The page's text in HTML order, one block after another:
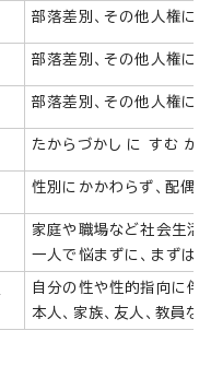
部落差別、その他人権に
部落差別、その他人権に
部落差別、その他人権に
たからづかし に すむ が
性別にかかわらず、配偶
家庭や職場など社会生活
一人で悩まずに、まずは
自分の性や性的指向に伴
本人、家族、友人、教員